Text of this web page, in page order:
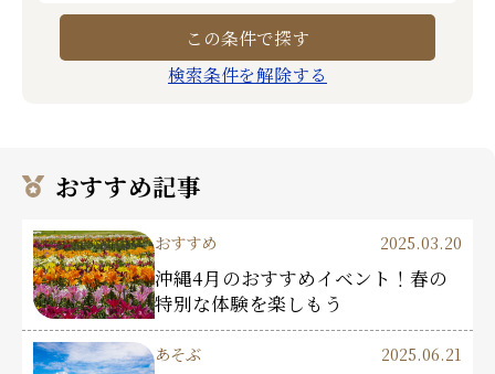
検索条件を解除する
おすすめ記事
おすすめ 2025.03.20
沖縄4月のおすすめイベント！春の
特別な体験を楽しもう
あそぶ 2025.06.21